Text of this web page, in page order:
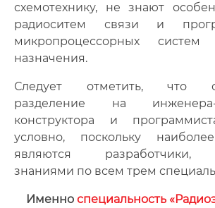
схемотехнику, не знают
радиоситем связи и
микропроцессорных систем
назначения.
Следует отметить, что
разделение на инженера-
конструктора и
условно, поскольку
являются разработчики,
знаниями по всем трем
Именно специальность